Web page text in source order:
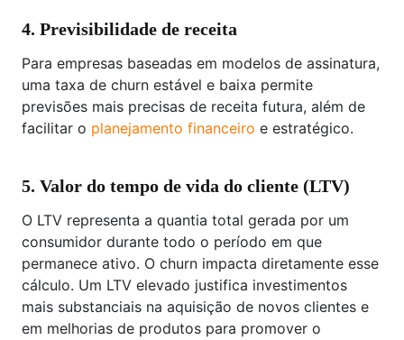
4. Previsibilidade de receita
Para empresas baseadas em modelos de assinatura,
uma taxa de churn estável e baixa permite
previsões mais precisas de receita futura, além de
facilitar o planejamento financeiro e estratégico.
5. Valor do tempo de vida do cliente (LTV)
O LTV representa a quantia total gerada por um
consumidor durante todo o período em que
permanece ativo. O churn impacta diretamente esse
cálculo. Um LTV elevado justifica investimentos
mais substanciais na aquisição de novos clientes e
em melhorias de produtos para promover o